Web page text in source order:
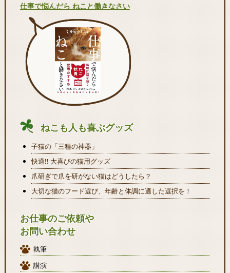
仕事で悩んだら ねこと働きなさい
ねこも人も喜ぶグッズ
子猫の「三種の神器」
快適!! 大喜びの猫用グッズ
爪研ぎで爪を研がない猫はどうしたら？
大切な猫のフード選び、年齢と体調に適した選択を！
お仕事のご依頼や
お問い合わせ
執筆
講演